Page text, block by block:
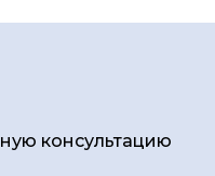
консультацию